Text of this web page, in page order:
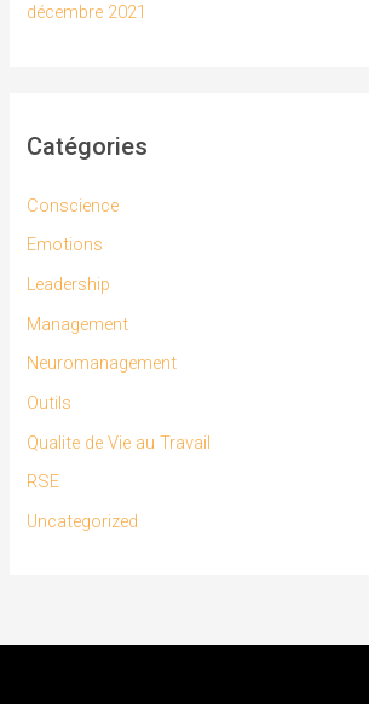
décembre 2021
Catégories
Conscience
Emotions
Leadership
Management
Neuromanagement
Outils
Qualite de Vie au Travail
RSE
Uncategorized